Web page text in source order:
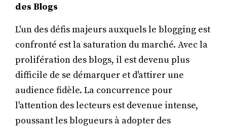
des Blogs
L'un des défis majeurs auxquels le blogging est
confronté est la saturation du marché. Avec la
prolifération des blogs, il est devenu plus
difficile de se démarquer et d'attirer une
audience fidèle. La concurrence pour
l'attention des lecteurs est devenue intense,
poussant les blogueurs à adopter des